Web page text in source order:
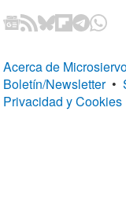
Acerca de
Boletín/Newsletter •
Privacidad y Cookies